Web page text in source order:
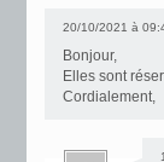
20/10/2021 à
Bonjour,
Elles sont
Cordialement,